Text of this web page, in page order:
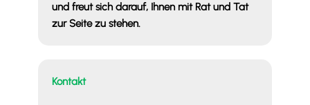
und freut sich darauf, Ihnen mit Rat und Tat
zur Seite zu stehen.
Kontakt